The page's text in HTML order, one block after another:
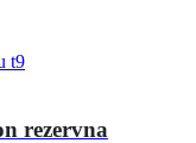
rezervna